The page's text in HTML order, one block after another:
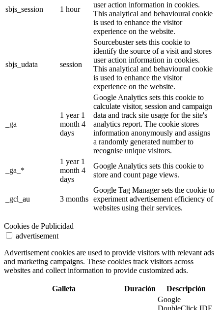
sbjs_session 1 hour
user action information in cookies.
This analytical and behavioural cookie
is used to enhance the visitor
experience on the website.
sbjs_udata session
Sourcebuster sets this cookie to
identify the source of a visit and stores
user action information in cookies.
This analytical and behavioural cookie
is used to enhance the visitor
experience on the website.
_ga
1 year 1
month 4
days
Google Analytics sets this cookie to
calculate visitor, session and campaign
data and track site usage for the site's
analytics report. The cookie stores
information anonymously and assigns
a randomly generated number to
recognise unique visitors.
_ga_*
1 year 1
month 4
days
Google Analytics sets this cookie to
store and count page views.
_gcl_au 3 months
Google Tag Manager sets the cookie to
experiment advertisement efficiency of
websites using their services.
Cookies de Publicidad
advertisement
Advertisement cookies are used to provide visitors with relevant ads
and marketing campaigns. These cookies track visitors across
websites and collect information to provide customized ads.
Galleta Duración Descripción
Google